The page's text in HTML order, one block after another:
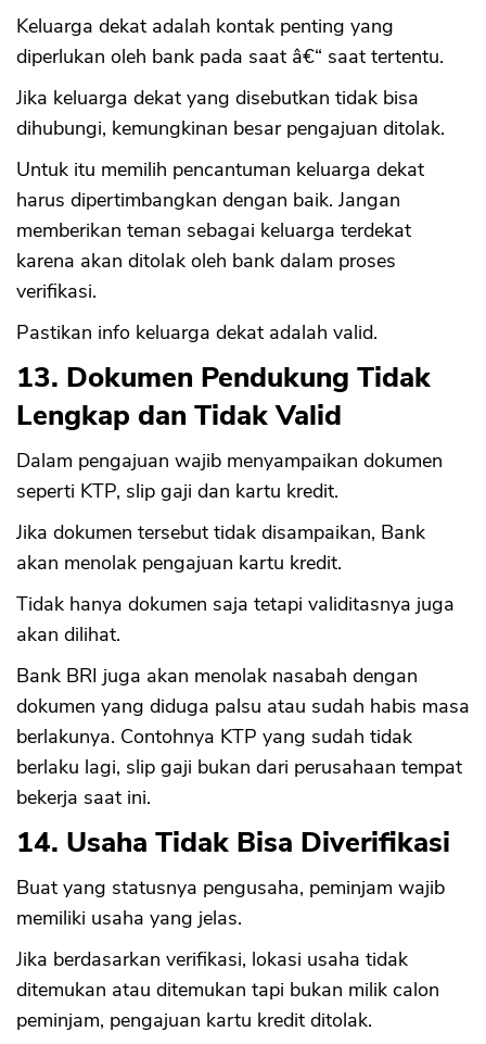
Keluarga dekat adalah kontak penting yang
diperlukan oleh bank pada saat â€“ saat tertentu.
Jika keluarga dekat yang disebutkan tidak bisa
dihubungi, kemungkinan besar pengajuan ditolak.
Untuk itu memilih pencantuman keluarga dekat
harus dipertimbangkan dengan baik. Jangan
memberikan teman sebagai keluarga terdekat
karena akan ditolak oleh bank dalam proses
verifikasi.
Pastikan info keluarga dekat adalah valid.
13. Dokumen Pendukung Tidak
Lengkap dan Tidak Valid
Dalam pengajuan wajib menyampaikan dokumen
seperti KTP, slip gaji dan kartu kredit.
Jika dokumen tersebut tidak disampaikan, Bank
akan menolak pengajuan kartu kredit.
Tidak hanya dokumen saja tetapi validitasnya juga
akan dilihat.
Bank BRI juga akan menolak nasabah dengan
dokumen yang diduga palsu atau sudah habis masa
berlakunya. Contohnya KTP yang sudah tidak
berlaku lagi, slip gaji bukan dari perusahaan tempat
bekerja saat ini.
14. Usaha Tidak Bisa Diverifikasi
Buat yang statusnya pengusaha, peminjam wajib
memiliki usaha yang jelas.
Jika berdasarkan verifikasi, lokasi usaha tidak
ditemukan atau ditemukan tapi bukan milik calon
peminjam, pengajuan kartu kredit ditolak.